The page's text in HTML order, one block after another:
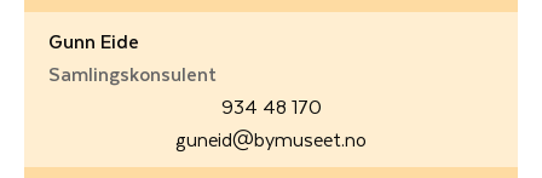
Gunn Eide
Samlingskonsulent
934 48 170
guneid@bymuseet.no